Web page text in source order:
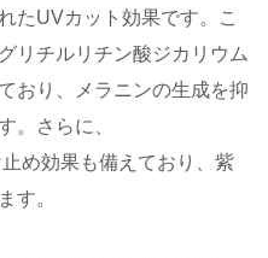
たUVカット効果です。こ
リチルリチン酸ジカリウム
おり、メラニンの生成を抑
。さらに、
め効果も備えており、紫
す。